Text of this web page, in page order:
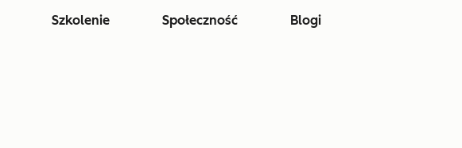
Szkolenie Społeczność Blogi